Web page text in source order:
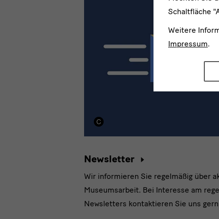
Praktika
und
Stellen
Newsletter
Wir informieren Sie regelmäßig über
Museumsarbeit. Bei Interesse am
Newsletters kontaktieren Sie uns
Schaltfläche
Weitere
Impressum.